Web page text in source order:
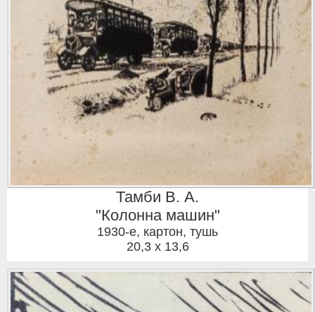
Тамби В. А.
"Колонна машин"
1930-е, картон, тушь
20,3 x 13,6